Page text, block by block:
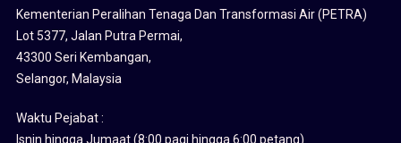
Kementerian Peralihan Tenaga Dan Transformasi Air (PETRA)
Lot 5377, Jalan Putra Permai,
43300 Seri Kembangan,
Selangor, Malaysia
Waktu Pejabat :
Isnin hingga Jumaat (8:00 pagi hingga 6:00 petang)